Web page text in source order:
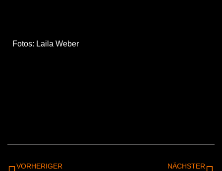
Fotos: Laila Weber
VORHERIGER
NÄCHSTER